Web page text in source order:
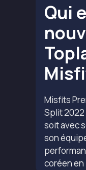
Qui
Misfits
Split
soit avec
son
coréen en